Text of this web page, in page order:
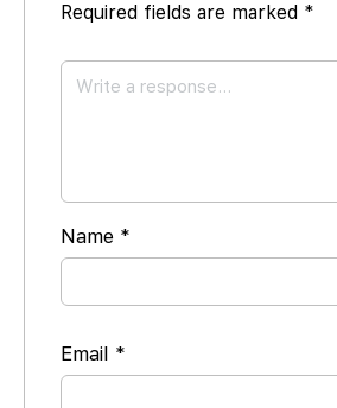
Required fields are marked *
Name *
Email *